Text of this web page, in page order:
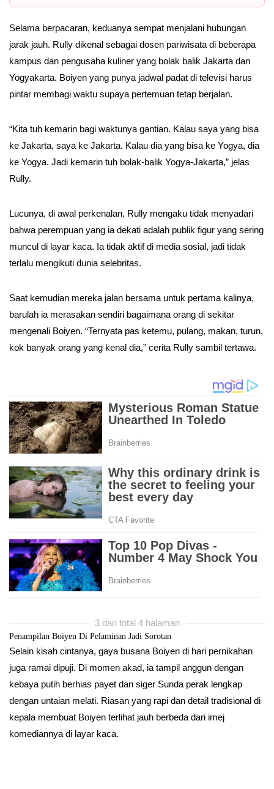
Selama berpacaran, keduanya sempat menjalani hubungan
jarak jauh. Rully dikenal sebagai dosen pariwisata di beberapa
kampus dan pengusaha kuliner yang bolak balik Jakarta dan
Yogyakarta. Boiyen yang punya jadwal padat di televisi harus
pintar membagi waktu supaya pertemuan tetap berjalan.
“Kita tuh kemarin bagi waktunya gantian. Kalau saya yang bisa
ke Jakarta, saya ke Jakarta. Kalau dia yang bisa ke Yogya, dia
ke Yogya. Jadi kemarin tuh bolak-balik Yogya-Jakarta,” jelas
Rully.
Lucunya, di awal perkenalan, Rully mengaku tidak menyadari
bahwa perempuan yang ia dekati adalah publik figur yang sering
muncul di layar kaca. Ia tidak aktif di media sosial, jadi tidak
terlalu mengikuti dunia selebritas.
Saat kemudian mereka jalan bersama untuk pertama kalinya,
barulah ia merasakan sendiri bagaimana orang di sekitar
mengenali Boiyen. “Ternyata pas ketemu, pulang, makan, turun,
kok banyak orang yang kenal dia,” cerita Rully sambil tertawa.
3 dari total 4 halaman
Penampilan Boiyen Di Pelaminan Jadi Sorotan
Selain kisah cintanya, gaya busana Boiyen di hari pernikahan
juga ramai dipuji. Di momen akad, ia tampil anggun dengan
kebaya putih berhias payet dan siger Sunda perak lengkap
dengan untaian melati. Riasan yang rapi dan detail tradisional di
kepala membuat Boiyen terlihat jauh berbeda dari imej
komediannya di layar kaca.